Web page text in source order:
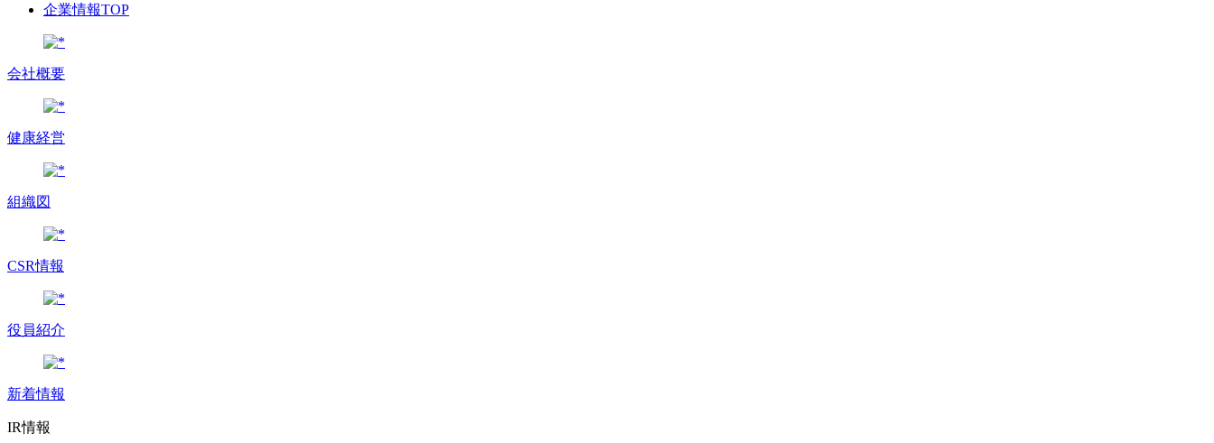
企業情報TOP
会社概要
健康経営
組織図
CSR情報
役員紹介
新着情報
IR情報